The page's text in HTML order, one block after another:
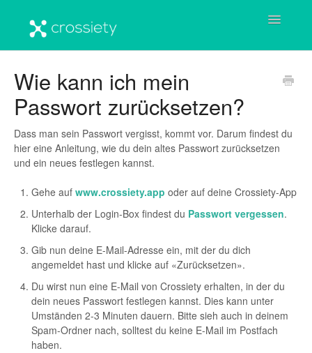
Toggle
Benutzerkonto
Crossiety-Plattform
Häufige Fragen & Antworten
Wichtige Informationen
Wie kann ich mein
Passwort zurücksetzen?
Dass man sein Passwort vergisst, kommt vor. Darum findest du
hier eine Anleitung, wie du dein altes Passwort zurücksetzen
und ein neues festlegen kannst.
Gehe auf www.crossiety.app oder auf deine Crossiety-App
Unterhalb der Login-Box findest du Passwort vergessen.
Klicke darauf.
Gib nun deine E-Mail-Adresse ein, mit der du dich
angemeldet hast und klicke auf «Zurücksetzen».
Du wirst nun eine E-Mail von Crossiety erhalten, in der du
dein neues Passwort festlegen kannst. Dies kann unter
Umständen 2-3 Minuten dauern. Bitte sieh auch in deinem
Spam-Ordner nach, solltest du keine E-Mail im Postfach
haben.